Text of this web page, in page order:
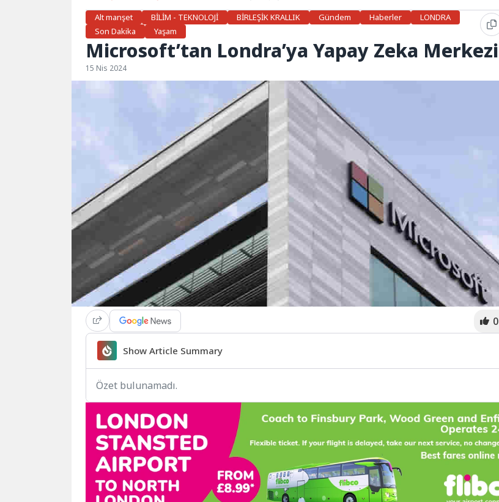
Alt manşet
BİLİM - TEKNOLOJİ BİRLEŞİK KRALLIK Gündem Haberler
LONDRA
Son Dakika
Yaşam
Microsoft’tan Londra’ya Yapay Zeka Merkezi
15 Nis 2024
0
Show Article Summary
Özet bulunamadı.